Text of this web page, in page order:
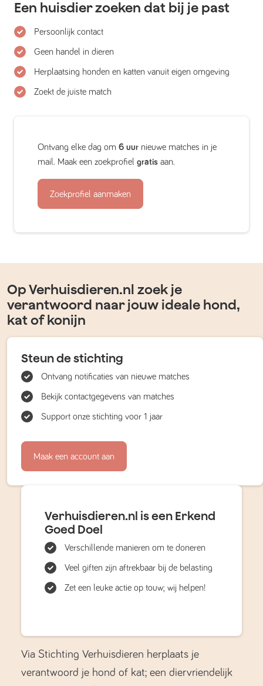
Een huisdier zoeken dat bij je past
Persoonlijk contact
Geen handel in dieren
Herplaatsing honden en katten vanuit eigen omgeving
Zoekt de juiste match
Ontvang elke dag om 6 uur nieuwe matches in je
mail. Maak een zoekprofiel gratis aan.
Zoekprofiel aanmaken
Op Verhuisdieren.nl zoek je
verantwoord naar jouw ideale hond,
kat of konijn
Steun de stichting
Ontvang notificaties van nieuwe matches
Bekijk contactgegevens van matches
Support onze stichting voor 1 jaar
Maak een account aan
Verhuisdieren.nl is een Erkend
Goed Doel
Verschillende manieren om te doneren
Veel giften zijn aftrekbaar bij de belasting
Zet een leuke actie op touw; wij helpen!
Via Stichting Verhuisdieren herplaats je
verantwoord je hond of kat; een diervriendelijk